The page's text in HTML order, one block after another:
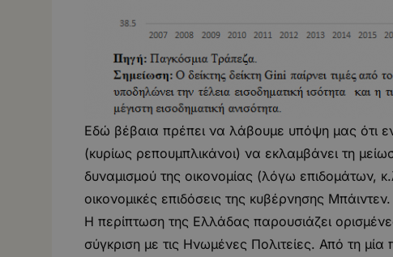
Εδώ βέβαια πρέπει να λάβουμε υπόψη μας ότι
(κυρίως ρεπουμπλικάνοι) να εκλαμβάνει τη
δυναμισμού της οικονομίας (λόγω επιδομάτων,
οικονομικές επιδόσεις της κυβέρνησης Μπάιντεν.
Η περίπτωση της Ελλάδας παρουσιάζει
σύγκριση με τις Ηνωμένες Πολιτείες. Από τη